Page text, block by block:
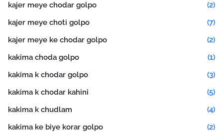
kajer meye chodar golpo
(2)
kajer meye choti golpo
(7)
kajer meye ke chodar golpo
(2)
kakima choda golpo
(1)
kakima k chodar golpo
(3)
kakima k chodar kahini
(5)
kakima k chudlam
(4)
kakima ke biye korar golpo
(2)